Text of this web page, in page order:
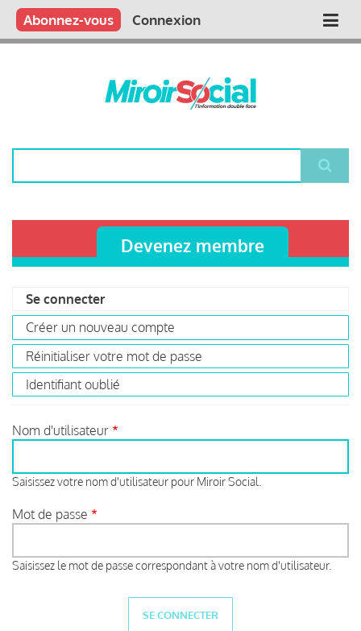
Aller
contenu
Main
Qui sommes nous ?
Vous publiez
Nous publions
Contactez-nous
Abonnez-vous Connexion
Devenez membre
Primary
tabs
Se connecter
actif)
Créer un nouveau compte
Réinitialiser votre mot de passe
Identifiant oublié
Nom d'utilisateur
Saisissez votre nom d'utilisateur pour Miroir Social.
Mot de passe
Saisissez le mot de passe correspondant à votre nom d'utilisateur.